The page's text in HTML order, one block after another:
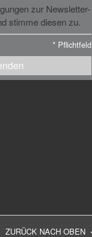
zur Newsletter-
stimme diesen zu.
* Pflichtfeld
ZURÜCK NACH OBEN